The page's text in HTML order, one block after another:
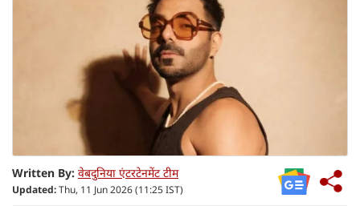
Written By: वेबदुनिया एंटरटेनमेंट टीम
Updated:Thu, 11 Jun 2026 (11:25 IST)